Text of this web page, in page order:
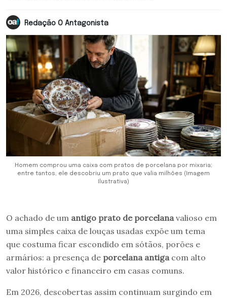
Redação O Antagonista
Homem comprou uma caixa com pratos de porcelana por mixaria;
entre tantos, ele descobriu um prato que valia milhões (Imagem
Ilustrativa)
O achado de um antigo prato de porcelana valioso em
uma simples caixa de louças usadas expõe um tema
que costuma ficar escondido em sótãos, porões e
armários: a presença de porcelana antiga com alto
valor histórico e financeiro em casas comuns.
Em 2026, descobertas assim continuam surgindo em